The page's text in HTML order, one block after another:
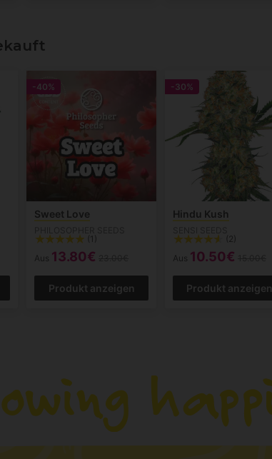
-40%
Sweet Love
(1)
Aus 13.80€
Produkt anzeigen
-30%
Hindu Kush
(2)
Aus 10.50€
Produkt anzeigen